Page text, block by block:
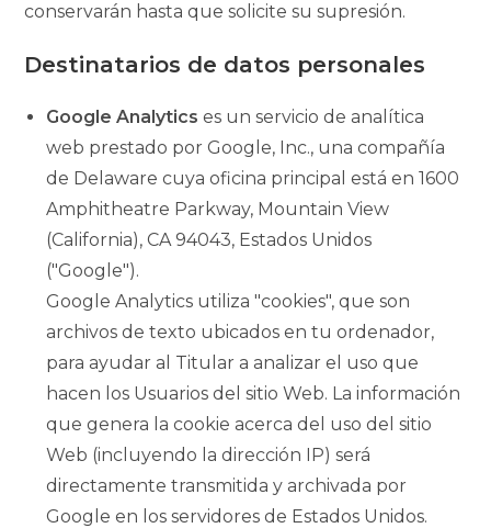
conservarán hasta que solicite su supresión.
Destinatarios de datos personales
Google Analytics es un servicio de analítica
web prestado por Google, Inc., una compañía
de Delaware cuya oficina principal está en 1600
Amphitheatre Parkway, Mountain View
(California), CA 94043, Estados Unidos
("Google").
Google Analytics utiliza "cookies", que son
archivos de texto ubicados en tu ordenador,
para ayudar al Titular a analizar el uso que
hacen los Usuarios del sitio Web. La información
que genera la cookie acerca del uso del sitio
Web (incluyendo la dirección IP) será
directamente transmitida y archivada por
Google en los servidores de Estados Unidos.